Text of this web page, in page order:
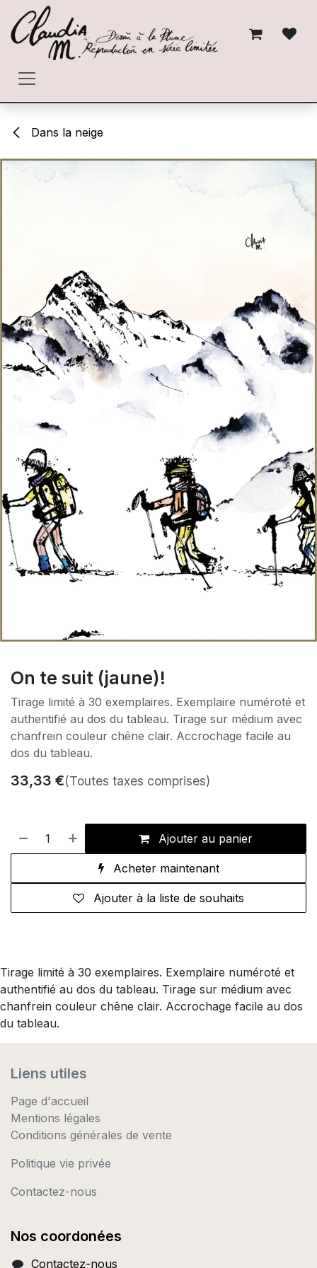
Se rendre au contenu
Dans la neige
On te suit (jaune)!
Tirage limité à 30 exemplaires. Exemplaire numéroté et
authentifié au dos du tableau. Tirage sur médium avec
chanfrein couleur chêne clair. Accrochage facile au
dos du tableau.
33,33 €(Toutes taxes comprises)
Ajouter au panier
Acheter maintenant
Ajouter à la liste de souhaits
Tirage limité à 30 exemplaires. Exemplaire numéroté et
authentifié au dos du tableau. Tirage sur médium avec
chanfrein couleur chêne clair. Accrochage facile au dos
du tableau.
Liens utiles
Page d'accueil
Mentions légales
Conditions générales de vente
Politique vie privée
Contactez-nous
Nos coordonées
Contactez-nous